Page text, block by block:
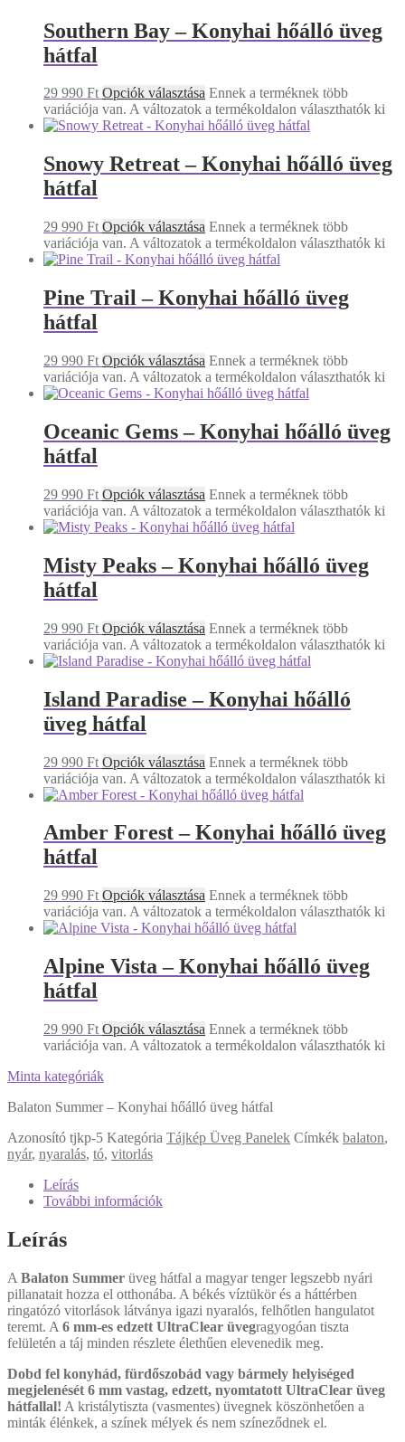
Southern Bay – Konyhai hőálló üveg
hátfal
29 990 Ft Opciók választása Ennek a terméknek több
variációja van. A változatok a termékoldalon választhatók ki
Snowy Retreat – Konyhai hőálló üveg
hátfal
29 990 Ft Opciók választása Ennek a terméknek több
variációja van. A változatok a termékoldalon választhatók ki
Pine Trail – Konyhai hőálló üveg
hátfal
29 990 Ft Opciók választása Ennek a terméknek több
variációja van. A változatok a termékoldalon választhatók ki
Oceanic Gems – Konyhai hőálló üveg
hátfal
29 990 Ft Opciók választása Ennek a terméknek több
variációja van. A változatok a termékoldalon választhatók ki
Misty Peaks – Konyhai hőálló üveg
hátfal
29 990 Ft Opciók választása Ennek a terméknek több
variációja van. A változatok a termékoldalon választhatók ki
Island Paradise – Konyhai hőálló
üveg hátfal
29 990 Ft Opciók választása Ennek a terméknek több
variációja van. A változatok a termékoldalon választhatók ki
Amber Forest – Konyhai hőálló üveg
hátfal
29 990 Ft Opciók választása Ennek a terméknek több
variációja van. A változatok a termékoldalon választhatók ki
Alpine Vista – Konyhai hőálló üveg
hátfal
29 990 Ft Opciók választása Ennek a terméknek több
variációja van. A változatok a termékoldalon választhatók ki
Minta kategóriák
Balaton Summer – Konyhai hőálló üveg hátfal
Azonosító tjkp-5 Kategória Tájkép Üveg Panelek Címkék balaton,
nyár, nyaralás, tó, vitorlás
Leírás
További információk
Leírás
A Balaton Summer üveg hátfal a magyar tenger legszebb nyári
pillanatait hozza el otthonába. A békés víztükör és a háttérben
ringatózó vitorlások látványa igazi nyaralós, felhőtlen hangulatot
teremt. A 6 mm-es edzett UltraClear üvegragyogóan tiszta
felületén a táj minden részlete élethűen elevenedik meg.
Dobd fel konyhád, fürdőszobád vagy bármely helyiséged
megjelenését 6 mm vastag, edzett, nyomtatott UltraClear üveg
hátfallal! A kristálytiszta (vasmentes) üvegnek köszönhetően a
minták élénkek, a színek mélyek és nem színeződnek el.